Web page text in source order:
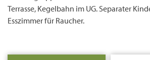
Terrasse, Kegelbahn im UG. Separater
Esszimmer für Raucher.